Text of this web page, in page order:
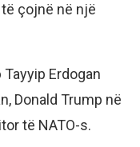
çojnë në një
Erdogan
Donald Trump në
të NATO-s.